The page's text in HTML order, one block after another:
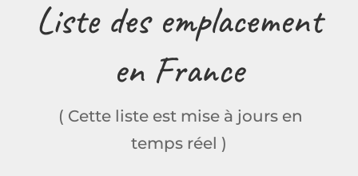
Liste des emplacement
en France
( Cette liste est mise à jours en
temps réel )